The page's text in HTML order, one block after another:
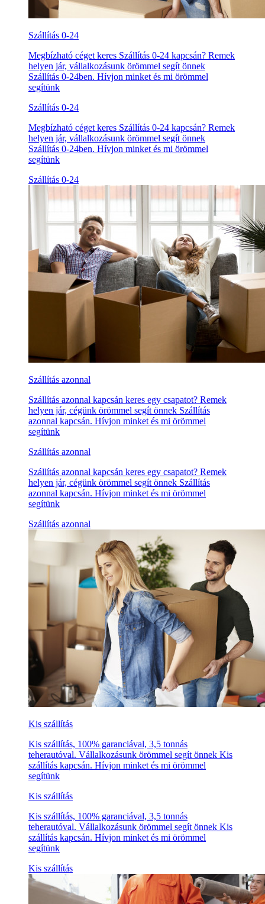
Szállítás 0-24
Megbízható céget keres Szállítás 0-24 kapcsán? Remek
helyen jár, vállalkozásunk örömmel segít önnek
Szállítás 0-24ben. Hívjon minket és mi örömmel
segítünk
Szállítás 0-24
Megbízható céget keres Szállítás 0-24 kapcsán? Remek
helyen jár, vállalkozásunk örömmel segít önnek
Szállítás 0-24ben. Hívjon minket és mi örömmel
segítünk
Szállítás 0-24
Szállítás azonnal
Szállítás azonnal kapcsán keres egy csapatot? Remek
helyen jár, cégünk örömmel segít önnek Szállítás
azonnal kapcsán. Hívjon minket és mi örömmel
segítünk
Szállítás azonnal
Szállítás azonnal kapcsán keres egy csapatot? Remek
helyen jár, cégünk örömmel segít önnek Szállítás
azonnal kapcsán. Hívjon minket és mi örömmel
segítünk
Szállítás azonnal
Kis szállítás
Kis szállítás, 100% garanciával, 3,5 tonnás
teherautóval. Vállalkozásunk örömmel segít önnek Kis
szállítás kapcsán. Hívjon minket és mi örömmel
segítünk
Kis szállítás
Kis szállítás, 100% garanciával, 3,5 tonnás
teherautóval. Vállalkozásunk örömmel segít önnek Kis
szállítás kapcsán. Hívjon minket és mi örömmel
segítünk
Kis szállítás